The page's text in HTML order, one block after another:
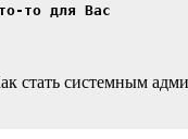
то для Вас
стать системным